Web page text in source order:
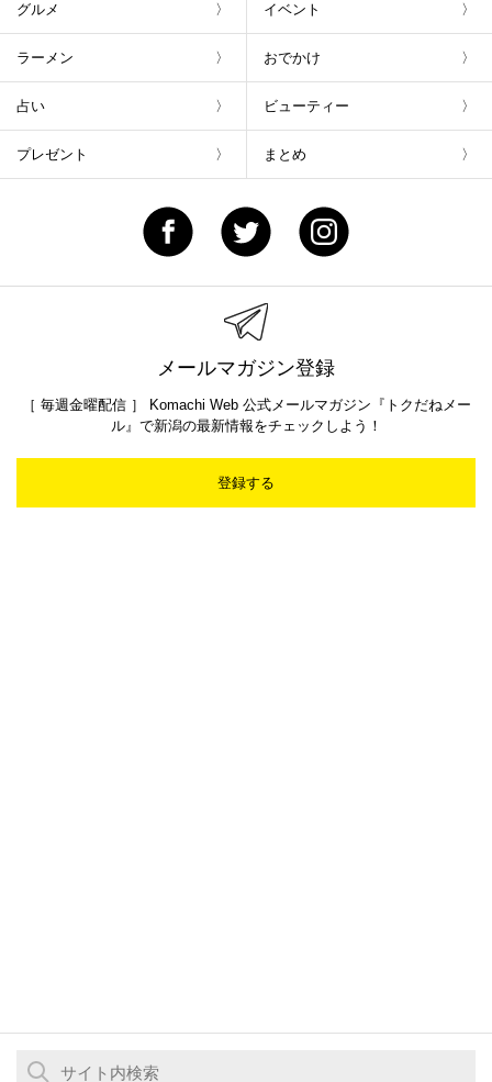
グルメ イベント
ラーメン おでかけ
占い ビューティー
プレゼント まとめ
メールマガジン登録
［ 毎週金曜配信 ］ Komachi Web 公式メールマガジン『トクだねメー
ル』で新潟の最新情報をチェックしよう！
登録する